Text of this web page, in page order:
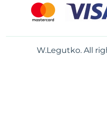
W.Legutko. All